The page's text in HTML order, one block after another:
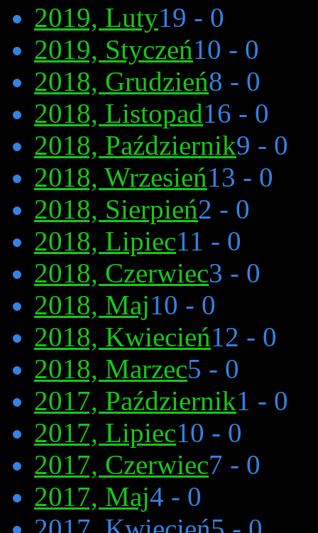
2019, Luty19 - 0
2019, Styczeń10 - 0
2018, Grudzień8 - 0
2018, Listopad16 - 0
2018, Październik9 - 0
2018, Wrzesień13 - 0
2018, Sierpień2 - 0
2018, Lipiec11 - 0
2018, Czerwiec3 - 0
2018, Maj10 - 0
2018, Kwiecień12 - 0
2018, Marzec5 - 0
2017, Październik1 - 0
2017, Lipiec10 - 0
2017, Czerwiec7 - 0
2017, Maj4 - 0